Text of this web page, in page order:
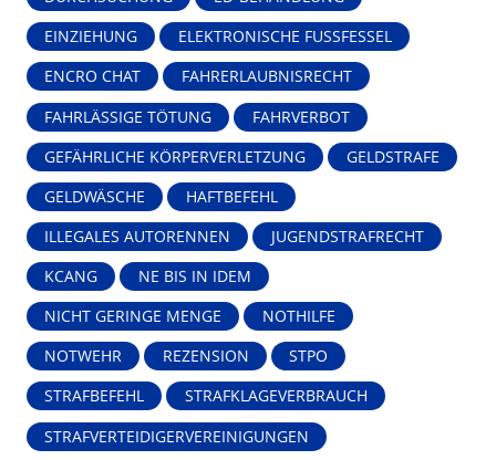
EINZIEHUNG ELEKTRONISCHE FUSSFESSEL
ENCRO CHAT FAHRERLAUBNISRECHT
FAHRLÄSSIGE TÖTUNG FAHRVERBOT
GEFÄHRLICHE KÖRPERVERLETZUNG GELDSTRAFE
GELDWÄSCHE HAFTBEFEHL
ILLEGALES AUTORENNEN JUGENDSTRAFRECHT
KCANG NE BIS IN IDEM
NICHT GERINGE MENGE NOTHILFE
NOTWEHR REZENSION STPO
STRAFBEFEHL STRAFKLAGEVERBRAUCH
STRAFVERTEIDIGERVEREINIGUNGEN